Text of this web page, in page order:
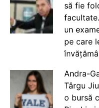
să fie
un
pe care
Andra-
Târgu
o bursă